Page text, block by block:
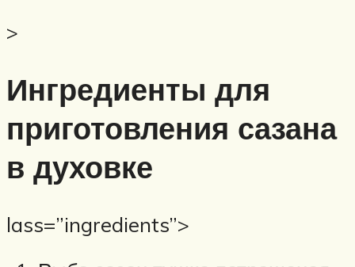
>
Ингредиенты для
приготовления сазана
в духовке
lass=”ingredients”>